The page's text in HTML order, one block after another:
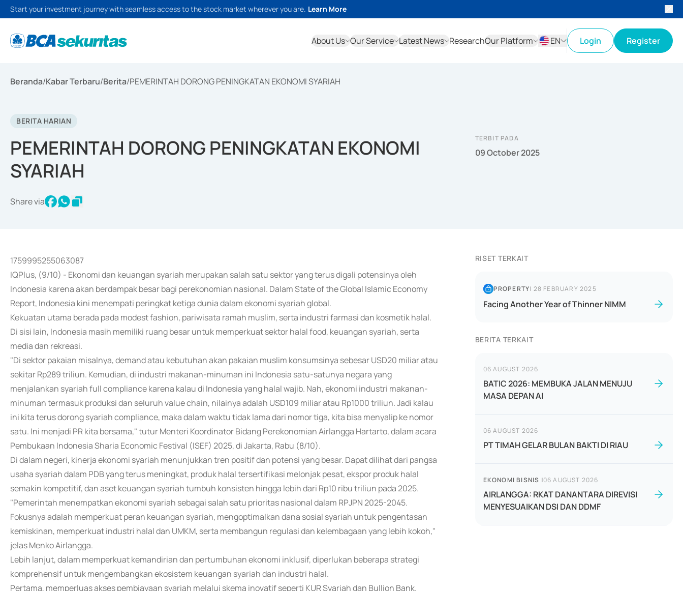
Start your investment journey with seamless access to the stock market wherever you are. Learn More
About Us Our Service Latest News ResearchOur Platform
EN
Login Register
Beranda/Kabar Terbaru/Berita/PEMERINTAH DORONG PENINGKATAN EKONOMI SYARIAH
BERITA HARIAN
PEMERINTAH DORONG PENINGKATAN EKONOMI
SYARIAH
Share via
TERBIT PADA
09 October 2025
1759995255063087
IQPlus, (9/10) - Ekonomi dan keuangan syariah merupakan salah satu sektor yang terus digali potensinya oleh
Indonesia karena akan berdampak besar bagi perekonomian nasional. Dalam State of the Global Islamic Economy
Report, Indonesia kini menempati peringkat ketiga dunia dalam ekonomi syariah global.
Kekuatan utama berada pada modest fashion, pariwisata ramah muslim, serta industri farmasi dan kosmetik halal.
Di sisi lain, Indonesia masih memiliki ruang besar untuk memperkuat sektor halal food, keuangan syariah, serta
media dan rekreasi.
"Di sektor pakaian misalnya, demand atau kebutuhan akan pakaian muslim konsumsinya sebesar USD20 miliar atau
sekitar Rp289 triliun. Kemudian, di industri makanan-minuman ini Indonesia satu-satunya negara yang
menjalankan syariah full compliance karena kalau di Indonesia yang halal wajib. Nah, ekonomi industri makanan-
minuman termasuk produksi dan seluruh value chain, nilainya adalah USD109 miliar atau Rp1000 triliun. Jadi kalau
ini kita terus dorong syariah compliance, maka dalam waktu tidak lama dari nomor tiga, kita bisa menyalip ke nomor
satu. Ini menjadi PR kita bersama," tutur Menteri Koordinator Bidang Perekonomian Airlangga Hartarto, dalam acara
Pembukaan Indonesia Sharia Economic Festival (ISEF) 2025, di Jakarta, Rabu (8/10).
Di dalam negeri, kinerja ekonomi syariah menunjukkan tren positif dan potensi yang besar. Dapat dilihat dari pangsa
usaha syariah dalam PDB yang terus meningkat, produk halal tersertifikasi melonjak pesat, ekspor produk halal
semakin kompetitif, dan aset keuangan syariah tumbuh konsisten hingga lebih dari Rp10 ribu triliun pada 2025.
"Pemerintah menempatkan ekonomi syariah sebagai salah satu prioritas nasional dalam RPJPN 2025-2045.
Fokusnya adalah memperkuat peran keuangan syariah, mengoptimalkan dana sosial syariah untuk pengentasan
kemiskinan, memperkuat industri halal dan UMKM, serta membangun regulasi dan kelembagaan yang lebih kokoh,"
jelas Menko Airlangga.
Lebih lanjut, dalam memperkuat kemandirian dan pertumbuhan ekonomi inklusif, diperlukan beberapa strategi
komprehensif untuk mengembangkan ekosistem keuangan syariah dan industri halal.
Pertama, memperluas akses pembiayaan syariah melalui skema inovatif seperti KUR Syariah dan Bullion Bank.
RISET TERKAIT
PROPERTY| 28 FEBRUARY 2025
Facing Another Year of Thinner NIMM
BERITA TERKAIT
06 AUGUST 2026
BATIC 2026: MEMBUKA JALAN MENUJU
MASA DEPAN AI
06 AUGUST 2026
PT TIMAH GELAR BULAN BAKTI DI RIAU
EKONOMI BISNIS |06 AUGUST 2026
AIRLANGGA: RKAT DANANTARA DIREVISI
MENYESUAIKAN DSI DAN DDMF